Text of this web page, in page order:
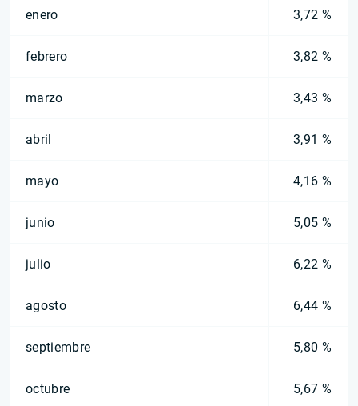
enero 3,72 %
febrero 3,82 %
marzo 3,43 %
abril 3,91 %
mayo 4,16 %
junio 5,05 %
julio 6,22 %
agosto 6,44 %
septiembre 5,80 %
octubre 5,67 %